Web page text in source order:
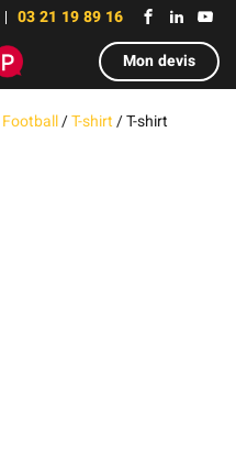
03 21 19 89 16
Mon devis
Football/T-shirt/T-shirt